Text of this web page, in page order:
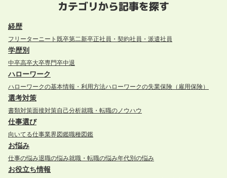
カテゴリから記事を探す
経歴
フリーターニート 既卒第二新卒正社員・契約社員・派遣社員
学歴別
中卒高卒大卒専門卒中退
ハローワーク
ハローワークの基本情報・利用方法ハローワークの失業保険（雇用保険）
選考対策
書類対策面接対策自己分析就職・転職のノウハウ
仕事選び
向いてる仕事業界図鑑職種図鑑
お悩み
仕事の悩み退職の悩み就職・転職の悩み年代別の悩み
お役立ち情報